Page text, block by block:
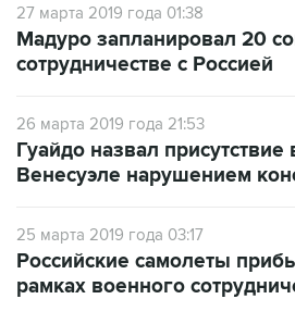
27 марта 2019 года 01:38
Мадуро запланировал 20
сотрудничестве с Россией
26 марта 2019 года 21:53
Гуайдо назвал
Венесуэле нарушением
25 марта 2019 года 03:17
Российские самолеты
рамках военного